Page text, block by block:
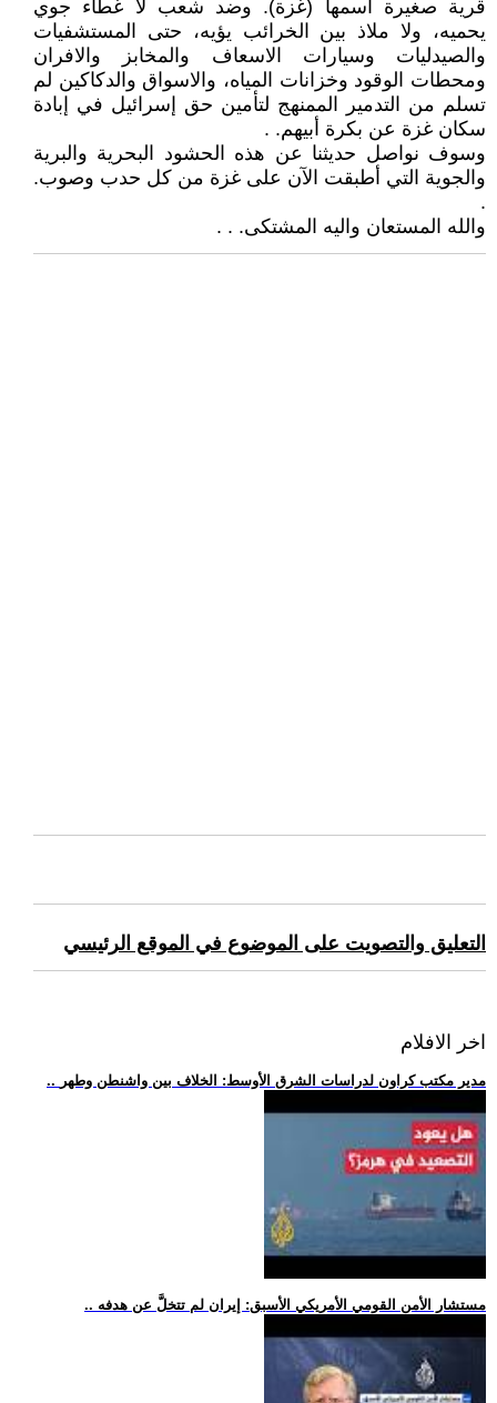
قرية صغيرة اسمها (غزة). وضد شعب لا غطاء جوي
يحميه، ولا ملاذ بين الخرائب يؤيه، حتى المستشفيات
والصيدليات وسيارات الاسعاف والمخابز والافران
ومحطات الوقود وخزانات المياه، والاسواق والدكاكين لم
تسلم من التدمير الممنهج لتأمين حق إسرائيل في إبادة
سكان غزة عن بكرة أبيهم. .
وسوف نواصل حديثنا عن هذه الحشود البحرية والبرية
والجوية التي أطبقت الآن على غزة من كل حدب وصوب.
.
والله المستعان واليه المشتكى. . .
التعليق والتصويت على الموضوع في الموقع الرئيسي
اخر الافلام
.. مدير مكتب كراون لدراسات الشرق الأوسط: الخلاف بين واشنطن وطهر
.. مستشار الأمن القومي الأمريكي الأسبق: إيران لم تتخلَّ عن هدفه